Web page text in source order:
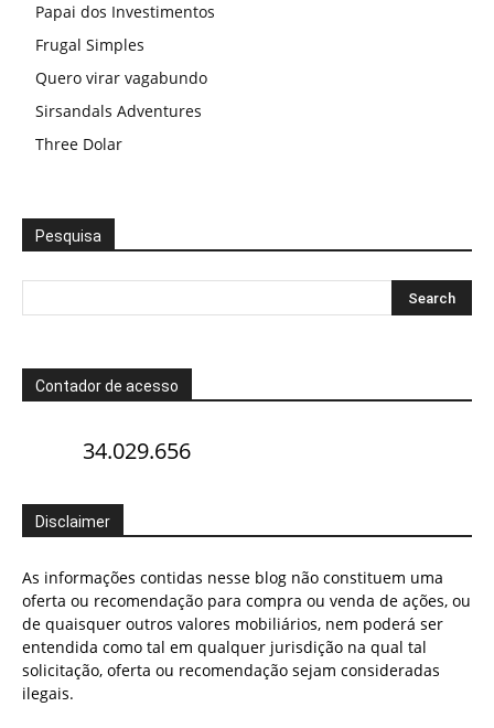
Papai dos Investimentos
Frugal Simples
Quero virar vagabundo
Sirsandals Adventures
Three Dolar
Pesquisa
Contador de acesso
34.029.656
Disclaimer
As informações contidas nesse blog não constituem uma
oferta ou recomendação para compra ou venda de ações, ou
de quaisquer outros valores mobiliários, nem poderá ser
entendida como tal em qualquer jurisdição na qual tal
solicitação, oferta ou recomendação sejam consideradas
ilegais.